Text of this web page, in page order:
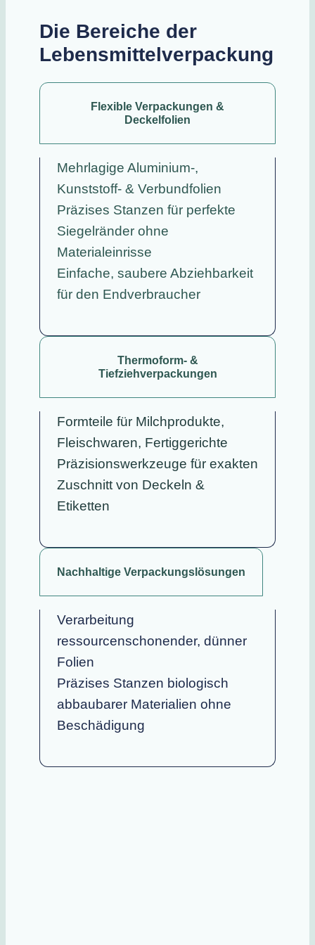
Die Bereiche der
Lebensmittelverpackung
Flexible Verpackungen &
Deckelfolien
Mehrlagige Aluminium-,
Kunststoff- & Verbundfolien
Präzises Stanzen für perfekte
Siegelränder ohne
Materialeinrisse
Einfache, saubere Abziehbarkeit
für den Endverbraucher
Thermoform- &
Tiefziehverpackungen
Formteile für Milchprodukte,
Fleischwaren, Fertiggerichte
Präzisionswerkzeuge für exakten
Zuschnitt von Deckeln &
Etiketten
Nachhaltige Verpackungslösungen
Verarbeitung
ressourcenschonender, dünner
Folien
Präzises Stanzen biologisch
abbaubarer Materialien ohne
Beschädigung